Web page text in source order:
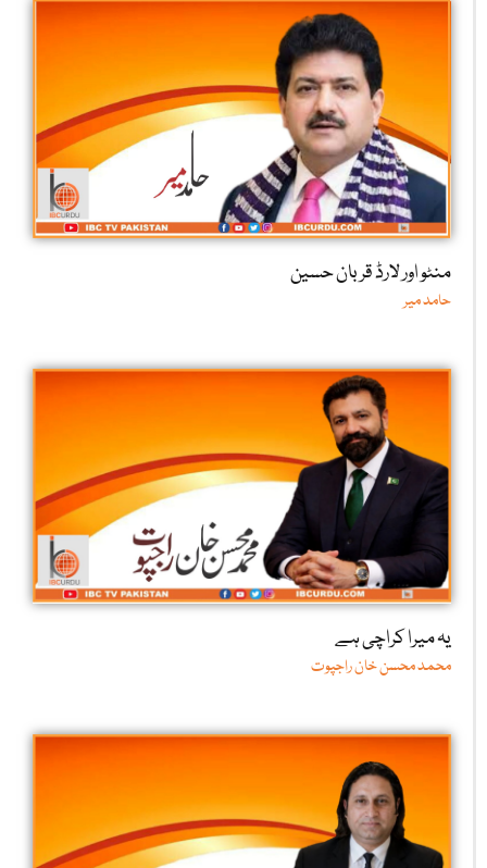
منٹو اور لارڈ قربان حسین
حامد میر
یہ میرا کراچی ہے
محمد محسن خان راجپوت